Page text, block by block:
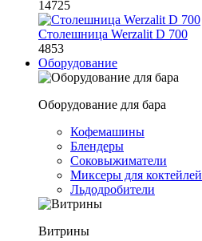
14725
Столешница Werzalit D 700
4853
Оборудование
Оборудование для бара
Кофемашины
Блендеры
Соковыжиматели
Миксеры для коктейлей
Льдодробители
Витрины